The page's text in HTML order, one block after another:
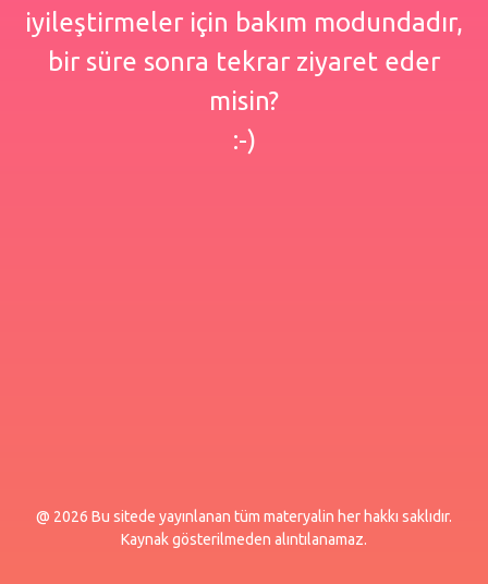
iyileştirmeler için bakım modundadır,
bir süre sonra tekrar ziyaret eder
misin?
:-)
@ 2026 Bu sitede yayınlanan tüm materyalin her hakkı saklıdır.
Kaynak gösterilmeden alıntılanamaz.